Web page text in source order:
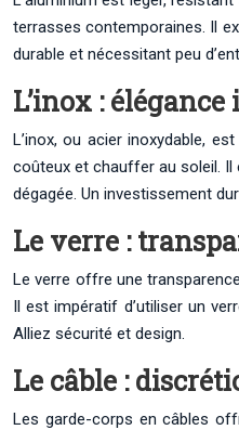
terrasses contemporaines. Il
durable et nécessitant peu
L’inox :
L’inox, ou acier inoxydable,
coûteux et chauffer au soleil. Il
dégagée. Un investissement
Le verre :
Le verre offre une
Il est impératif d’utiliser un
Alliez sécurité et design.
Le câble :
Les garde-corps en câbles